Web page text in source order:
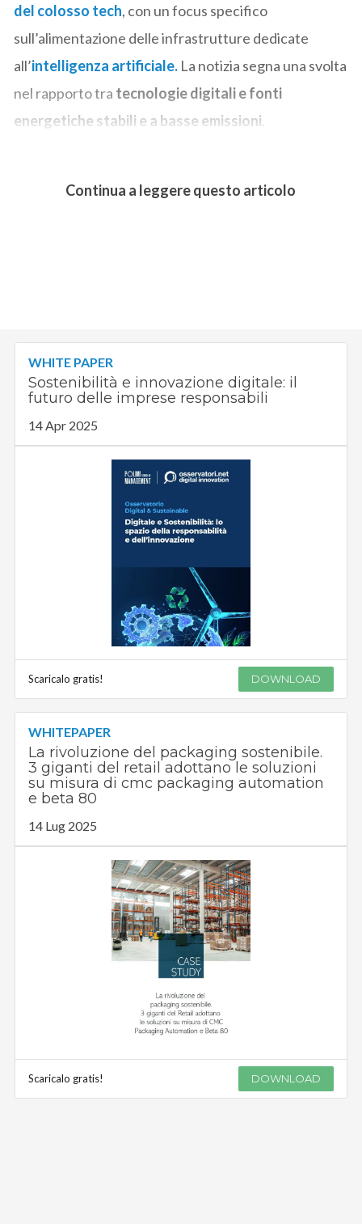
del colosso tech, con un focus specifico
sull’alimentazione delle infrastrutture dedicate
all’intelligenza artificiale. La notizia segna una svolta
nel rapporto tra tecnologie digitali e fonti
energetiche stabili e a basse emissioni.
Continua a leggere questo articolo
WHITE PAPER
Sostenibilità e innovazione digitale: il
futuro delle imprese responsabili
14 Apr 2025
Scaricalo gratis! DOWNLOAD
WHITEPAPER
La rivoluzione del packaging sostenibile.
3 giganti del retail adottano le soluzioni
su misura di cmc packaging automation
e beta 80
14 Lug 2025
Scaricalo gratis! DOWNLOAD